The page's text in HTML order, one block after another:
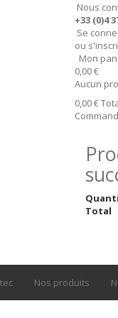
Nous
+33 (0)4
Se
ou
Mon
0,00 €
Aucun
0,00 €
Total
Nos produits